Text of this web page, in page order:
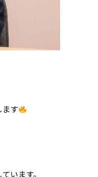
す
います。